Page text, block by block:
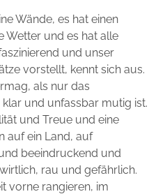
Wände, es hat einen
Wetter und es hat alle
und unser
vorstellt, kennt sich aus.
als nur das
und unfassbar mutig ist.
und Treue und eine
auf ein Land, auf
beeindruckend und
rau und gefährlich.
vorne rangieren, im